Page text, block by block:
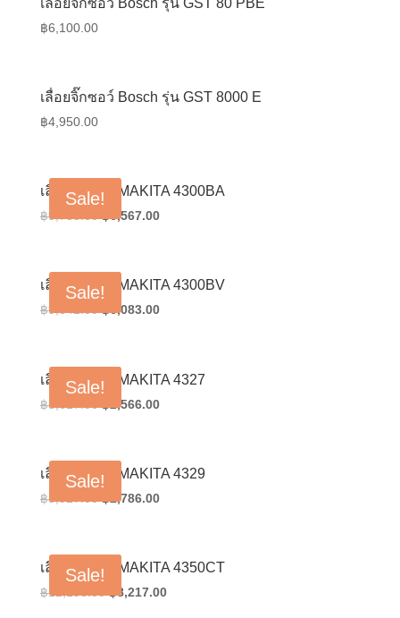
฿6,100.00
เลื่อยจิ๊กซอว์ Bosch รุ่น GST 8000 E
฿4,950.00
Sale!
เลื่อยจิ๊กซอว์ MAKITA 4300BA
฿9,758.00
Original
฿9,758.00.
฿6,567.00Current
฿6,567.00.
Sale!
เลื่อยจิ๊กซอว์ MAKITA 4300BV
฿9,042.00
Original
฿9,042.00.
฿6,083.00Current
฿6,083.00.
Sale!
เลื่อยจิ๊กซอว์ MAKITA 4327
฿3,617.00
Original
฿3,617.00.
2,566.00Current
฿2,566.00.
Sale!
เลื่อยจิ๊กซอว์ MAKITA 4329
฿3,927.00
Original
฿3,927.00.
2,786.00Current
฿2,786.00.
Sale!
เลื่อยจิ๊กซอว์ MAKITA 4350CT
฿12,198.00
Original
8,217.00Current